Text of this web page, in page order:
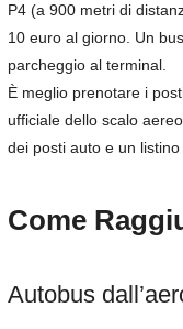
P4 (a 900 metri di
10 euro al giorno. Un
parcheggio al terminal.
È meglio prenotare i
ufficiale dello scalo
dei posti auto e un
Come
Autobus